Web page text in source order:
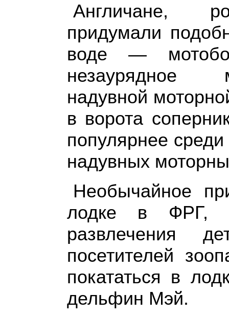
Англичане,
придумали
воде —
незаурядное
надувной
в ворота
популярнее
надувных
Необычайное
лодке в ФРГ,
развлечения
посетителей
покататься в
дельфин Мэй.